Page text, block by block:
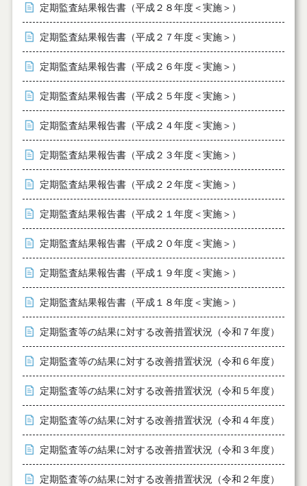
定期監査結果報告書（平成２８年度＜実施＞）
定期監査結果報告書（平成２７年度＜実施＞）
定期監査結果報告書（平成２６年度＜実施＞）
定期監査結果報告書（平成２５年度＜実施＞）
定期監査結果報告書（平成２４年度＜実施＞）
定期監査結果報告書（平成２３年度＜実施＞）
定期監査結果報告書（平成２２年度＜実施＞）
定期監査結果報告書（平成２１年度＜実施＞）
定期監査結果報告書（平成２０年度＜実施＞）
定期監査結果報告書（平成１９年度＜実施＞）
定期監査結果報告書（平成１８年度＜実施＞）
定期監査等の結果に対する改善措置状況（令和７年度）
定期監査等の結果に対する改善措置状況（令和６年度）
定期監査等の結果に対する改善措置状況（令和５年度）
定期監査等の結果に対する改善措置状況（令和４年度）
定期監査等の結果に対する改善措置状況（令和３年度）
定期監査等の結果に対する改善措置状況（令和２年度）